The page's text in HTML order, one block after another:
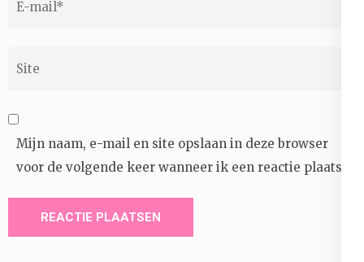
Mijn naam, e-mail en site opslaan in deze browser
voor de volgende keer wanneer ik een reactie plaats.